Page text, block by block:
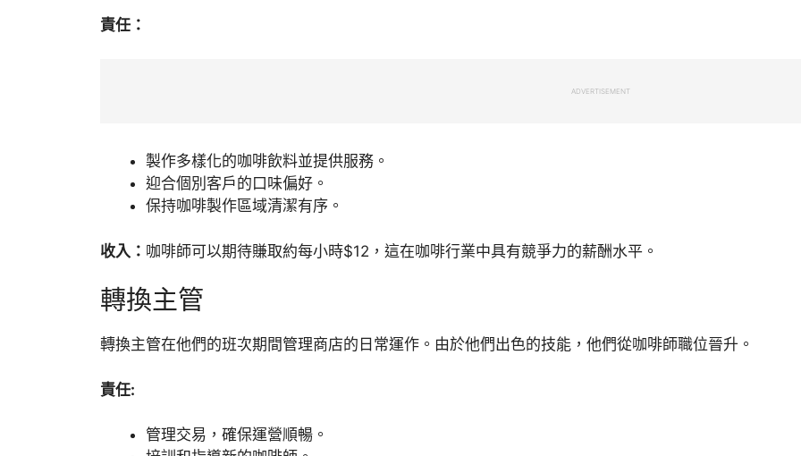
責任：
ADVERTISEMENT
製作多樣化的咖啡飲料並提供服務。
迎合個別客戶的口味偏好。
保持咖啡製作區域清潔有序。
收入： 咖啡師可以期待賺取約每小時$12，這在咖啡行業中具有競爭力的薪酬水平。
轉換主管
轉換主管在他們的班次期間管理商店的日常運作。由於他們出色的技能，他們從咖啡師職位晉升。
責任:
管理交易，確保運營順暢。